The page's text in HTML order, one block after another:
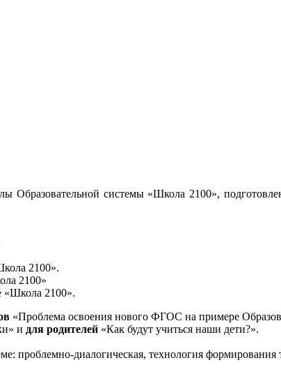
Образовательной системы «Школа 2100»,
2100».
2100»
«Школа 2100».
«Проблема освоения нового ФГОС на примере
и для родителей «Как будут учиться наши дети?».
проблемно-диалогическая, технология